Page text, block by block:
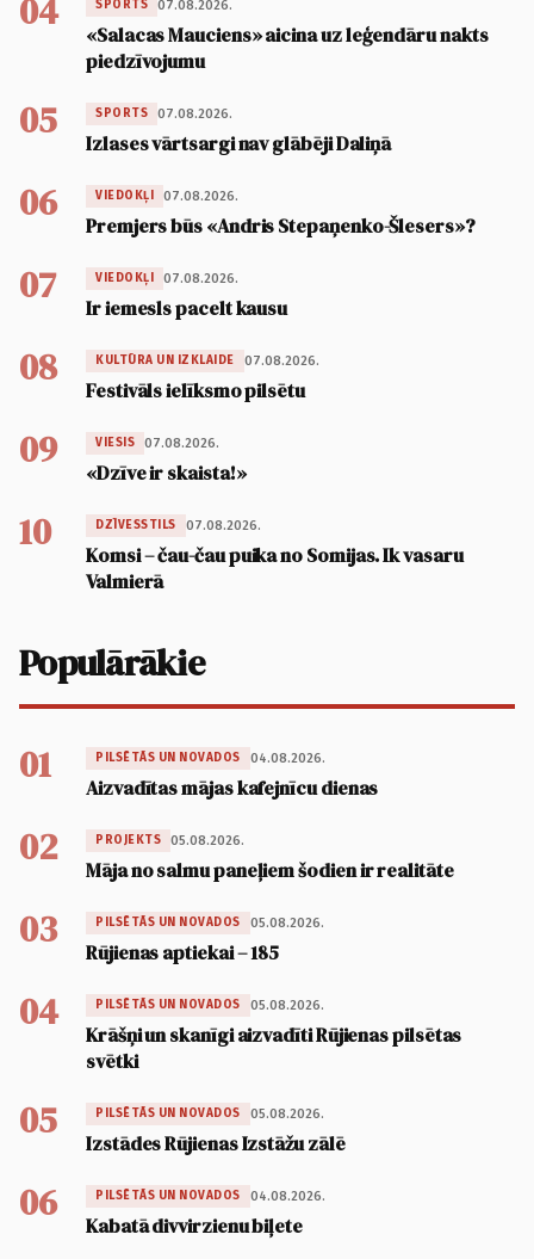
04 SPORTS 07.08.2026.
«Salacas Mauciens» aicina uz leģendāru nakts
piedzīvojumu
05 SPORTS 07.08.2026.
Izlases vārtsargi nav glābēji Daliņā
06 VIEDOKĻI 07.08.2026.
Premjers būs «Andris Stepaņenko-Šlesers»?
07 VIEDOKĻI 07.08.2026.
Ir iemesls pacelt kausu
08 KULTŪRA UN IZKLAIDE 07.08.2026.
Festivāls ielīksmo pilsētu
09 VIESIS 07.08.2026.
«Dzīve ir skaista!»
10 DZĪVESSTILS 07.08.2026.
Komsi – čau-čau puika no Somijas. Ik vasaru
Valmierā
Populārākie
01 PILSĒTĀS UN NOVADOS 04.08.2026.
Aizvadītas mājas kafejnīcu dienas
02 PROJEKTS 05.08.2026.
Māja no salmu paneļiem šodien ir realitāte
03 PILSĒTĀS UN NOVADOS 05.08.2026.
Rūjienas aptiekai – 185
04 PILSĒTĀS UN NOVADOS 05.08.2026.
Krāšņi un skanīgi aizvadīti Rūjienas pilsētas
svētki
05 PILSĒTĀS UN NOVADOS 05.08.2026.
Izstādes Rūjienas Izstāžu zālē
06 PILSĒTĀS UN NOVADOS 04.08.2026.
Kabatā divvirzienu biļete